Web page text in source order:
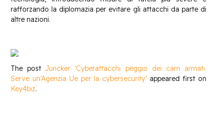
rafforzando la diplomazia per evitare gli attacchi da parte di
altre nazioni.
The postJuncker ‘Cyberattacchi peggio dei carri armati.
Serve un’Agenzia Ue per la cybersecurity’appeared first on
Key4biz.